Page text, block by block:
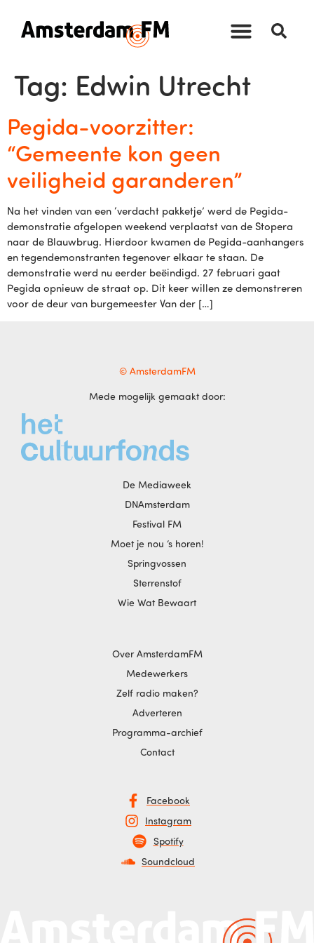
Tag: Edwin Utrecht
Pegida-voorzitter:
“Gemeente kon geen
veiligheid garanderen”
Na het vinden van een ‘verdacht pakketje’ werd de Pegida-
demonstratie afgelopen weekend verplaatst van de Stopera
naar de Blauwbrug. Hierdoor kwamen de Pegida-aanhangers
en tegendemonstranten tegenover elkaar te staan. De
demonstratie werd nu eerder beëindigd. 27 februari gaat
Pegida opnieuw de straat op. Dit keer willen ze demonstreren
voor de deur van burgemeester Van der […]
© AmsterdamFM
Mede mogelijk gemaakt door:
De Mediaweek
DNAmsterdam
Festival FM
Moet je nou ‘s horen!
Springvossen
Sterrenstof
Wie Wat Bewaart
Over AmsterdamFM
Medewerkers
Zelf radio maken?
Adverteren
Programma-archief
Contact
Facebook
Instagram
Spotify
Soundcloud